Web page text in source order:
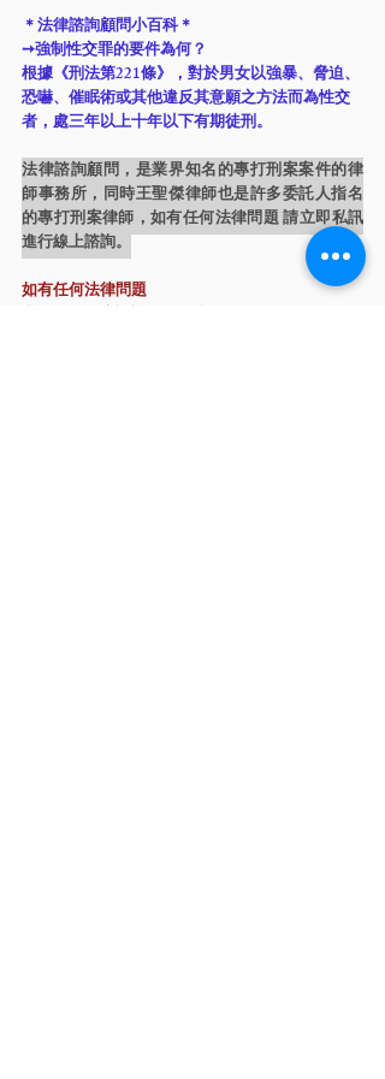
＊法律諮詢顧問小百科＊
➙強制性交罪的要件為何？
根據《刑法第221條》，對於男女以強暴、脅迫、
恐嚇、催眠術或其他違反其意願之方法而為性交
者，處三年以上十年以下有期徒刑。
法律諮詢顧問 ，是業界知名的專打刑案案件的律
師事務所，同時王聖傑律師也是許多委託人指名
的專打刑案律師，如有任何法律問題 請立即私訊
進行線上諮詢。
如有任何法律問題